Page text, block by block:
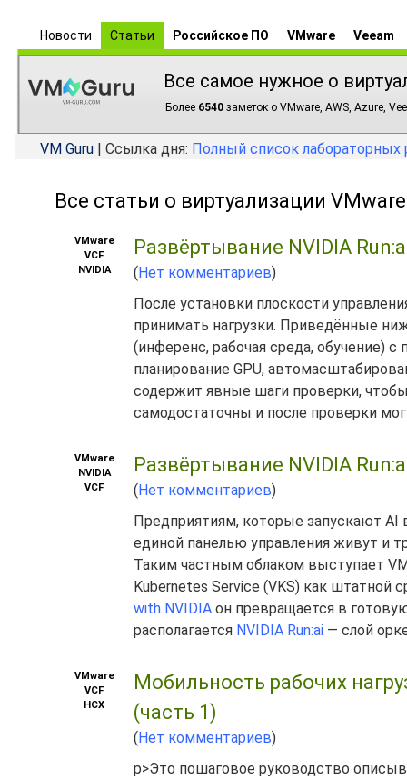
Новости Статьи Российское ПО VMware Veeam
Все самое нужное о
Более 6540 заметок о VMware, AWS, Azure,
VM Guru | Ссылка дня: Полный список лабораторных
Все статьи о виртуализации
VMware
VCF
NVIDIA
Развёртывание NVIDIA
(Нет комментариев)
После установки плоскости
принимать нагрузки. Приведённые
(инференс, рабочая среда, обучение)
планирование GPU,
содержит явные шаги проверки,
самодостаточны и после проверки
VMware
NVIDIA
VCF
Развёртывание NVIDIA
(Нет комментариев)
Предприятиям, которые запускают AI
единой панелью управления живут и
Таким частным облаком выступает
Kubernetes Service (VKS) как штатной
with NVIDIA он превращается в
располагается NVIDIA Run:ai — слой
VMware
VCF
HCX
Мобильность рабочих
(часть 1)
(Нет комментариев)
p>Это пошаговое руководство